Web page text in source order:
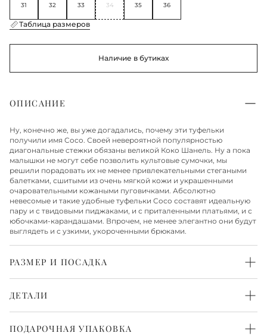
31 32 33 34 35 36
Таблица размеров
Наличие в бутиках
ОПИСАНИЕ
Ну, конечно же, вы уже догадались, почему эти туфельки
получили имя Coco. Своей невероятной популярностью
диагональные стежки обязаны великой Коко Шанель. Ну а пока
малышки не могут себе позволить культовые сумочки, мы
решили порадовать их не менее привлекательными стегаными
балетками, сшитыми из очень мягкой кожи и украшенными
очаровательными кожаными пуговичками. Абсолютно
невесомые и такие удобные туфельки Coco составят идеальную
пару и с твидовыми пиджаками, и с приталенными платьями, и с
юбочками-карандашами. Впрочем, не менее элегантно они будут
выглядеть и с узкими, укороченными брюками.
РАЗМЕР И ПОСАДКА
ДЕТАЛИ
Подошва из резины
ПОДАРОЧНАЯ УПАКОВКА